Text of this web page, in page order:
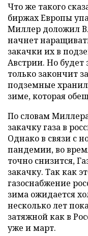
Что же такого
биржах Европы
Миллер доложил
начнет
закачки их в
Австрии. Но будет
только закончит
подземные
зиме, которая
По словам
закачку газа в
Однако в связи с
пандемии, во
точно снизится,
закачку. Так как
газоснабжение
зима ожидается
несколько лет
затяжной как в
уже и март.